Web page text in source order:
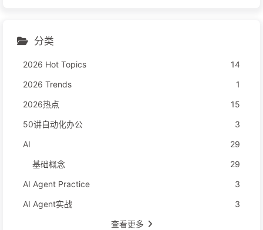
分类
2026 Hot Topics
14
2026 Trends
1
2026热点
15
50讲自动化办公
3
AI
29
基础概念
29
AI Agent Practice
3
AI Agent实战
3
查看更多